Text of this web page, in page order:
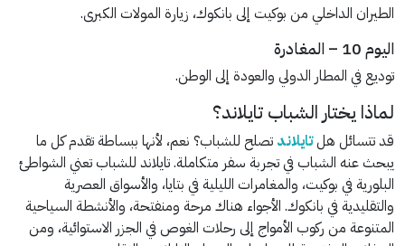
الطيران الداخلي من بوكيت إلى بانكوك، زيارة المولات الكبرى.
اليوم 10 – المغادرة
توديع في المطار الدولي والعودة إلى الوطن.
لماذا يختار الشباب تايلاند؟
قد تتسائل هلتايلاند تصلح للشباب؟ نعم، لأنها ببساطة تقدم كل ما
يبحث عنه الشباب في تجربة سفر متكاملة. تايلاند للشباب تعني الشواطئ
البلورية في بوكيت، والمغامرات الليلية في بتايا، والأسواق العصرية
والتقليدية في بانكوك. الأجواء هناك مرحة ومنفتحة، والأنشطة السياحية
المتنوعة من ركوب الأمواج إلى رحلات الغوص في الجزر الاستوائية، ومن